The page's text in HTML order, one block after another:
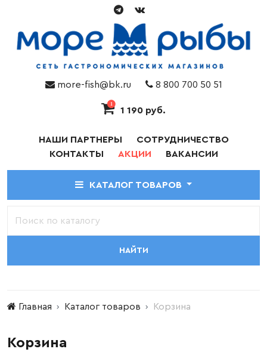
more-fish@bk.ru 8 800 700 50 51
1
1 190 руб.
НАШИ ПАРТНЕРЫ
СОТРУДНИЧЕСТВО
КОНТАКТЫ
АКЦИИ ВАКАНСИИ
КАТАЛОГ ТОВАРОВ
НАЙТИ
Главная Каталог товаров Корзина
Корзина